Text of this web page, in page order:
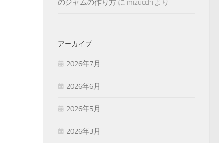
のジャムの作り方 に mizucchi より
アーカイブ
2026年7月
2026年6月
2026年5月
2026年3月